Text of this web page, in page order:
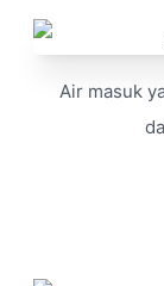
Air masuk